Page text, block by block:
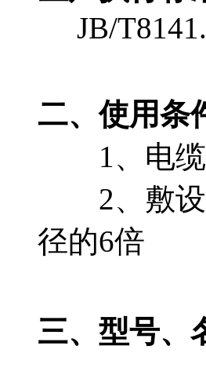
JB/
二、使用条
1、电缆
2、敷
径的6倍
三、 型号